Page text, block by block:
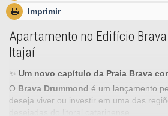
Imprimir
Apartamento no Edifício
Itajaí
✨ Um novo capítulo da Praia Brava
O Brava Drummond é um lançamento
deseja viver ou investir em uma das